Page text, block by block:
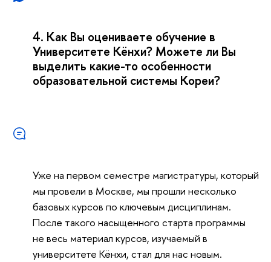
4. Как Вы оцениваете обучение в
Университете Кёнхи? Можете ли Вы
выделить какие-то особенности
образовательной системы Кореи?
Уже на первом семестре магистратуры, который
мы провели в Москве, мы прошли несколько
базовых курсов по ключевым дисциплинам.
После такого насыщенного старта программы
не весь материал курсов, изучаемый в
университете Кёнхи, стал для нас новым.